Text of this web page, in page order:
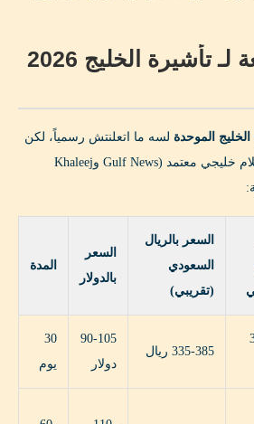
2030):
الخليج بسهولة مع تطبيق
التكلفة المتوقعة لـ تأشيرة الخليج 2026
الموحدة لسه ما اتعلنتش رسمياً، لكن
في تقديرات وردت في إعلام خليجي معتمد (Gulf News وKhaleej
السعر بالريال
السعودي
(تقريبي)
السعر
بالدولار
المدة
335-385 ريال
90-105
دولار
30
يوم